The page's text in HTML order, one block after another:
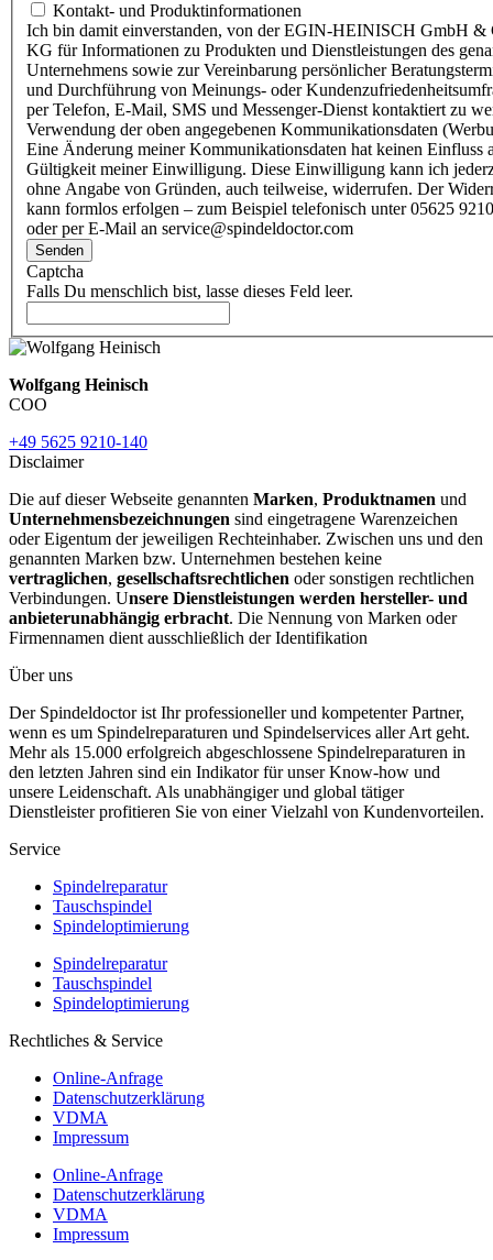
Kontakt- und Produktinformationen
Ich bin damit einverstanden, von der EGIN-HEINISCH GmbH &
KG für Informationen zu Produkten und Dienstleistungen des
Unternehmens sowie zur Vereinbarung persönlicher
und Durchführung von Meinungs- oder
per Telefon, E-Mail, SMS und Messenger-Dienst kontaktiert zu
Verwendung der oben angegebenen Kommunikationsdaten
Eine Änderung meiner Kommunikationsdaten hat keinen Einfluss
Gültigkeit meiner Einwilligung. Diese Einwilligung kann ich
ohne Angabe von Gründen, auch teilweise, widerrufen. Der
kann formlos erfolgen – zum Beispiel telefonisch unter 05625
oder per E-Mail an service@spindeldoctor.com
Senden
Captcha
Falls Du menschlich bist, lasse dieses Feld leer.
Wolfgang Heinisch
COO
+49 5625 9210-140
Disclaimer
Die auf dieser Webseite genannten Marken, Produktnamen und
Unternehmensbezeichnungen sind eingetragene Warenzeichen
oder Eigentum der jeweiligen Rechteinhaber. Zwischen uns und den
genannten Marken bzw. Unternehmen bestehen keine
vertraglichen, gesellschaftsrechtlichen oder sonstigen rechtlichen
Verbindungen. Unsere Dienstleistungen werden hersteller- und
anbieterunabhängig erbracht. Die Nennung von Marken oder
Firmennamen dient ausschließlich der Identifikation
Über uns
Der Spindeldoctor ist Ihr professioneller und kompetenter Partner,
wenn es um Spindelreparaturen und Spindelservices aller Art geht.
Mehr als 15.000 erfolgreich abgeschlossene Spindelreparaturen in
den letzten Jahren sind ein Indikator für unser Know-how und
unsere Leidenschaft. Als unabhängiger und global tätiger
Dienstleister profitieren Sie von einer Vielzahl von Kundenvorteilen.
Service
Spindelreparatur
Tauschspindel
Spindeloptimierung
Spindelreparatur
Tauschspindel
Spindeloptimierung
Rechtliches & Service
Online-Anfrage
Datenschutzerklärung
VDMA
Impressum
Online-Anfrage
Datenschutzerklärung
VDMA
Impressum